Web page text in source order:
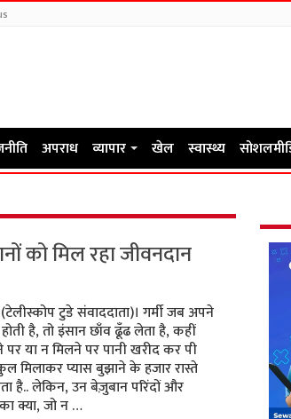
अपराध व्यापार खेल स्वास्थ्य
को मिल रहा जीवनदान
टुडे संवाददाता)। गर्मी जब अपने
है, तो इंसान छाँव ढूँढ लेता है, कहीं
पर या न मिलने पर पानी खरीद कर पी
मिलाकर प्यास बुझाने के हजार रास्ते
है.. लेकिन, उन बेज़ुबान परिंदों और
क्या, जो न …